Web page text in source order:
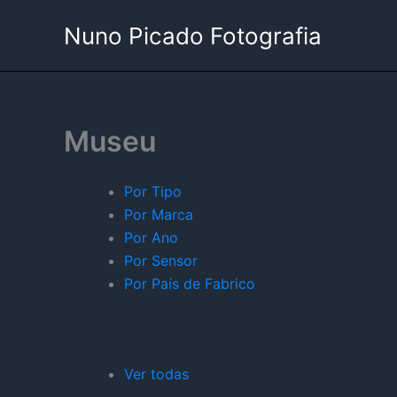
Nuno Picado Fotografia
Museu
Por Tipo
Por Marca
Por Ano
Por Sensor
Por País de Fabrico
Ver todas